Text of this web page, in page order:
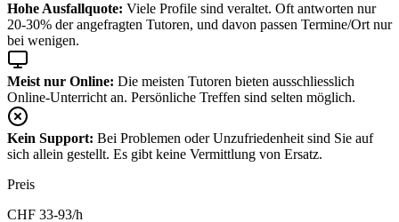
Hohe Ausfallquote: Viele Profile sind veraltet. Oft antworten nur
20-30% der angefragten Tutoren, und davon passen Termine/Ort nur
bei wenigen.
Meist nur Online: Die meisten Tutoren bieten ausschliesslich
Online-Unterricht an. Persönliche Treffen sind selten möglich.
Kein Support: Bei Problemen oder Unzufriedenheit sind Sie auf
sich allein gestellt. Es gibt keine Vermittlung von Ersatz.
Preis
CHF 33-93/h